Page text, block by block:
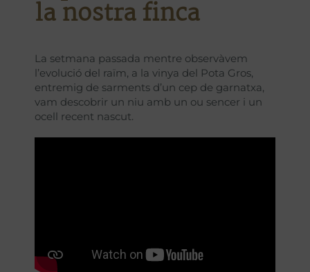
la nostra finca
La setmana passada mentre observàvem
l’evolució del raïm, a la vinya del Pota Gros,
entremig de sarments d’un cep de garnatxa,
vam descobrir un niu amb un ou sencer i un
ocell recent nascut.